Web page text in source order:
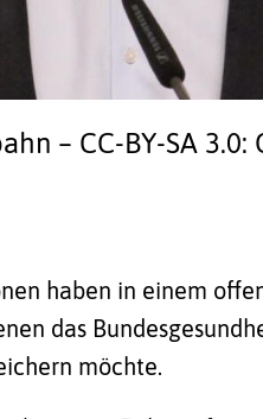
– CC-BY-SA 3.0:
haben in einem
das
möchte.